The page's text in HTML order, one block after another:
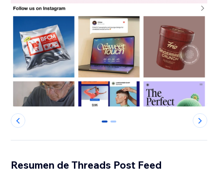
0 1
Resumen de Threads Post Feed